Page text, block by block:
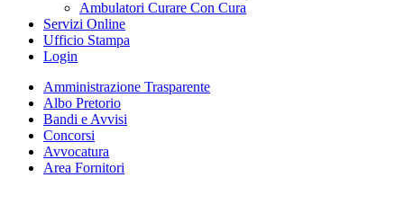
Ambulatori Curare Con Cura
Servizi Online
Ufficio Stampa
Login
Amministrazione Trasparente
Albo Pretorio
Bandi e Avvisi
Concorsi
Avvocatura
Area Fornitori